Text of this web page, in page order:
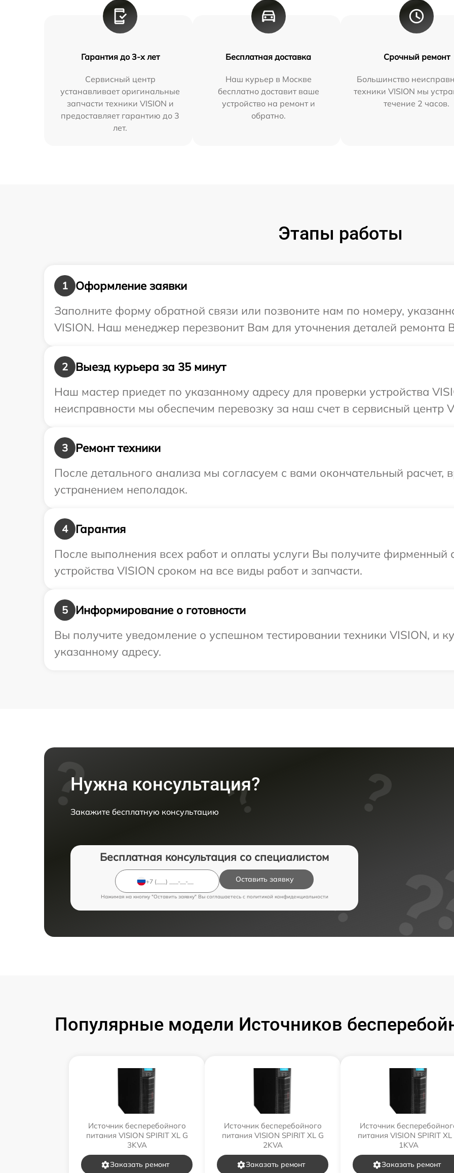
Гарантия до 3-х лет
Сервисный центр
устанавливает оригинальные
запчасти техники VISION и
предоставляет гарантию до 3
лет.
Бесплатная доставка
Наш курьер в Москве
бесплатно доставит ваше
устройство на ремонт и
обратно.
Срочный ремонт
Большинство
техники VISION мы
течение 2 часов.
Этапы работы
1
Оформление заявки
Заполните форму обратной связи или позвоните нам по номеру,
VISION. Наш менеджер перезвонит Вам для уточнения деталей ремонта
2
Выезд курьера за 35 минут
Наш мастер приедет по указанному адресу для проверки устройства
неисправности мы обеспечим перевозку за наш счет в сервисный центр
3
Ремонт техники
После детального анализа мы согласуем с вами окончательный расчет,
устранением неполадок.
4
Гарантия
После выполнения всех работ и оплаты услуги Вы получите фирменный
устройства VISION сроком на все виды работ и запчасти.
5
Информирование о готовности
Вы получите уведомление о успешном тестировании техники VISION, и
указанному адресу.
Нужна консультация?
Закажите бесплатную консультацию
Бесплатная консультация со специалистом
Оставить заявку
Нажимая на кнопку "Оставить заявку" Вы соглашаетесь c политикой конфиденциальности
Популярные модели Источников
Источник бесперебойного
питания VISION SPIRIT XL G
3KVA
Заказать ремонт
Источник бесперебойного
питания VISION SPIRIT XL G
2KVA
Заказать ремонт
Источник
питания VISION SPIRIT XL
1KVA
Заказать ремонт